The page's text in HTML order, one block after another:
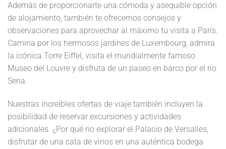
Además de proporcionarte una cómoda y asequible opción
de alojamiento, también te ofrecemos consejos y
observaciones para aprovechar al máximo tu visita a París.
Camina por los hermosos jardines de Luxembourg, admira
la icónica Torre Eiffel, visita el mundialmente famoso
Museo del Louvre y disfruta de un paseo en barco por el río
Sena.
Nuestras increíbles ofertas de viaje también incluyen la
posibilidad de reservar excursiones y actividades
adicionales. ¿Por qué no explorar el Palacio de Versalles,
disfrutar de una cata de vinos en una auténtica bodega